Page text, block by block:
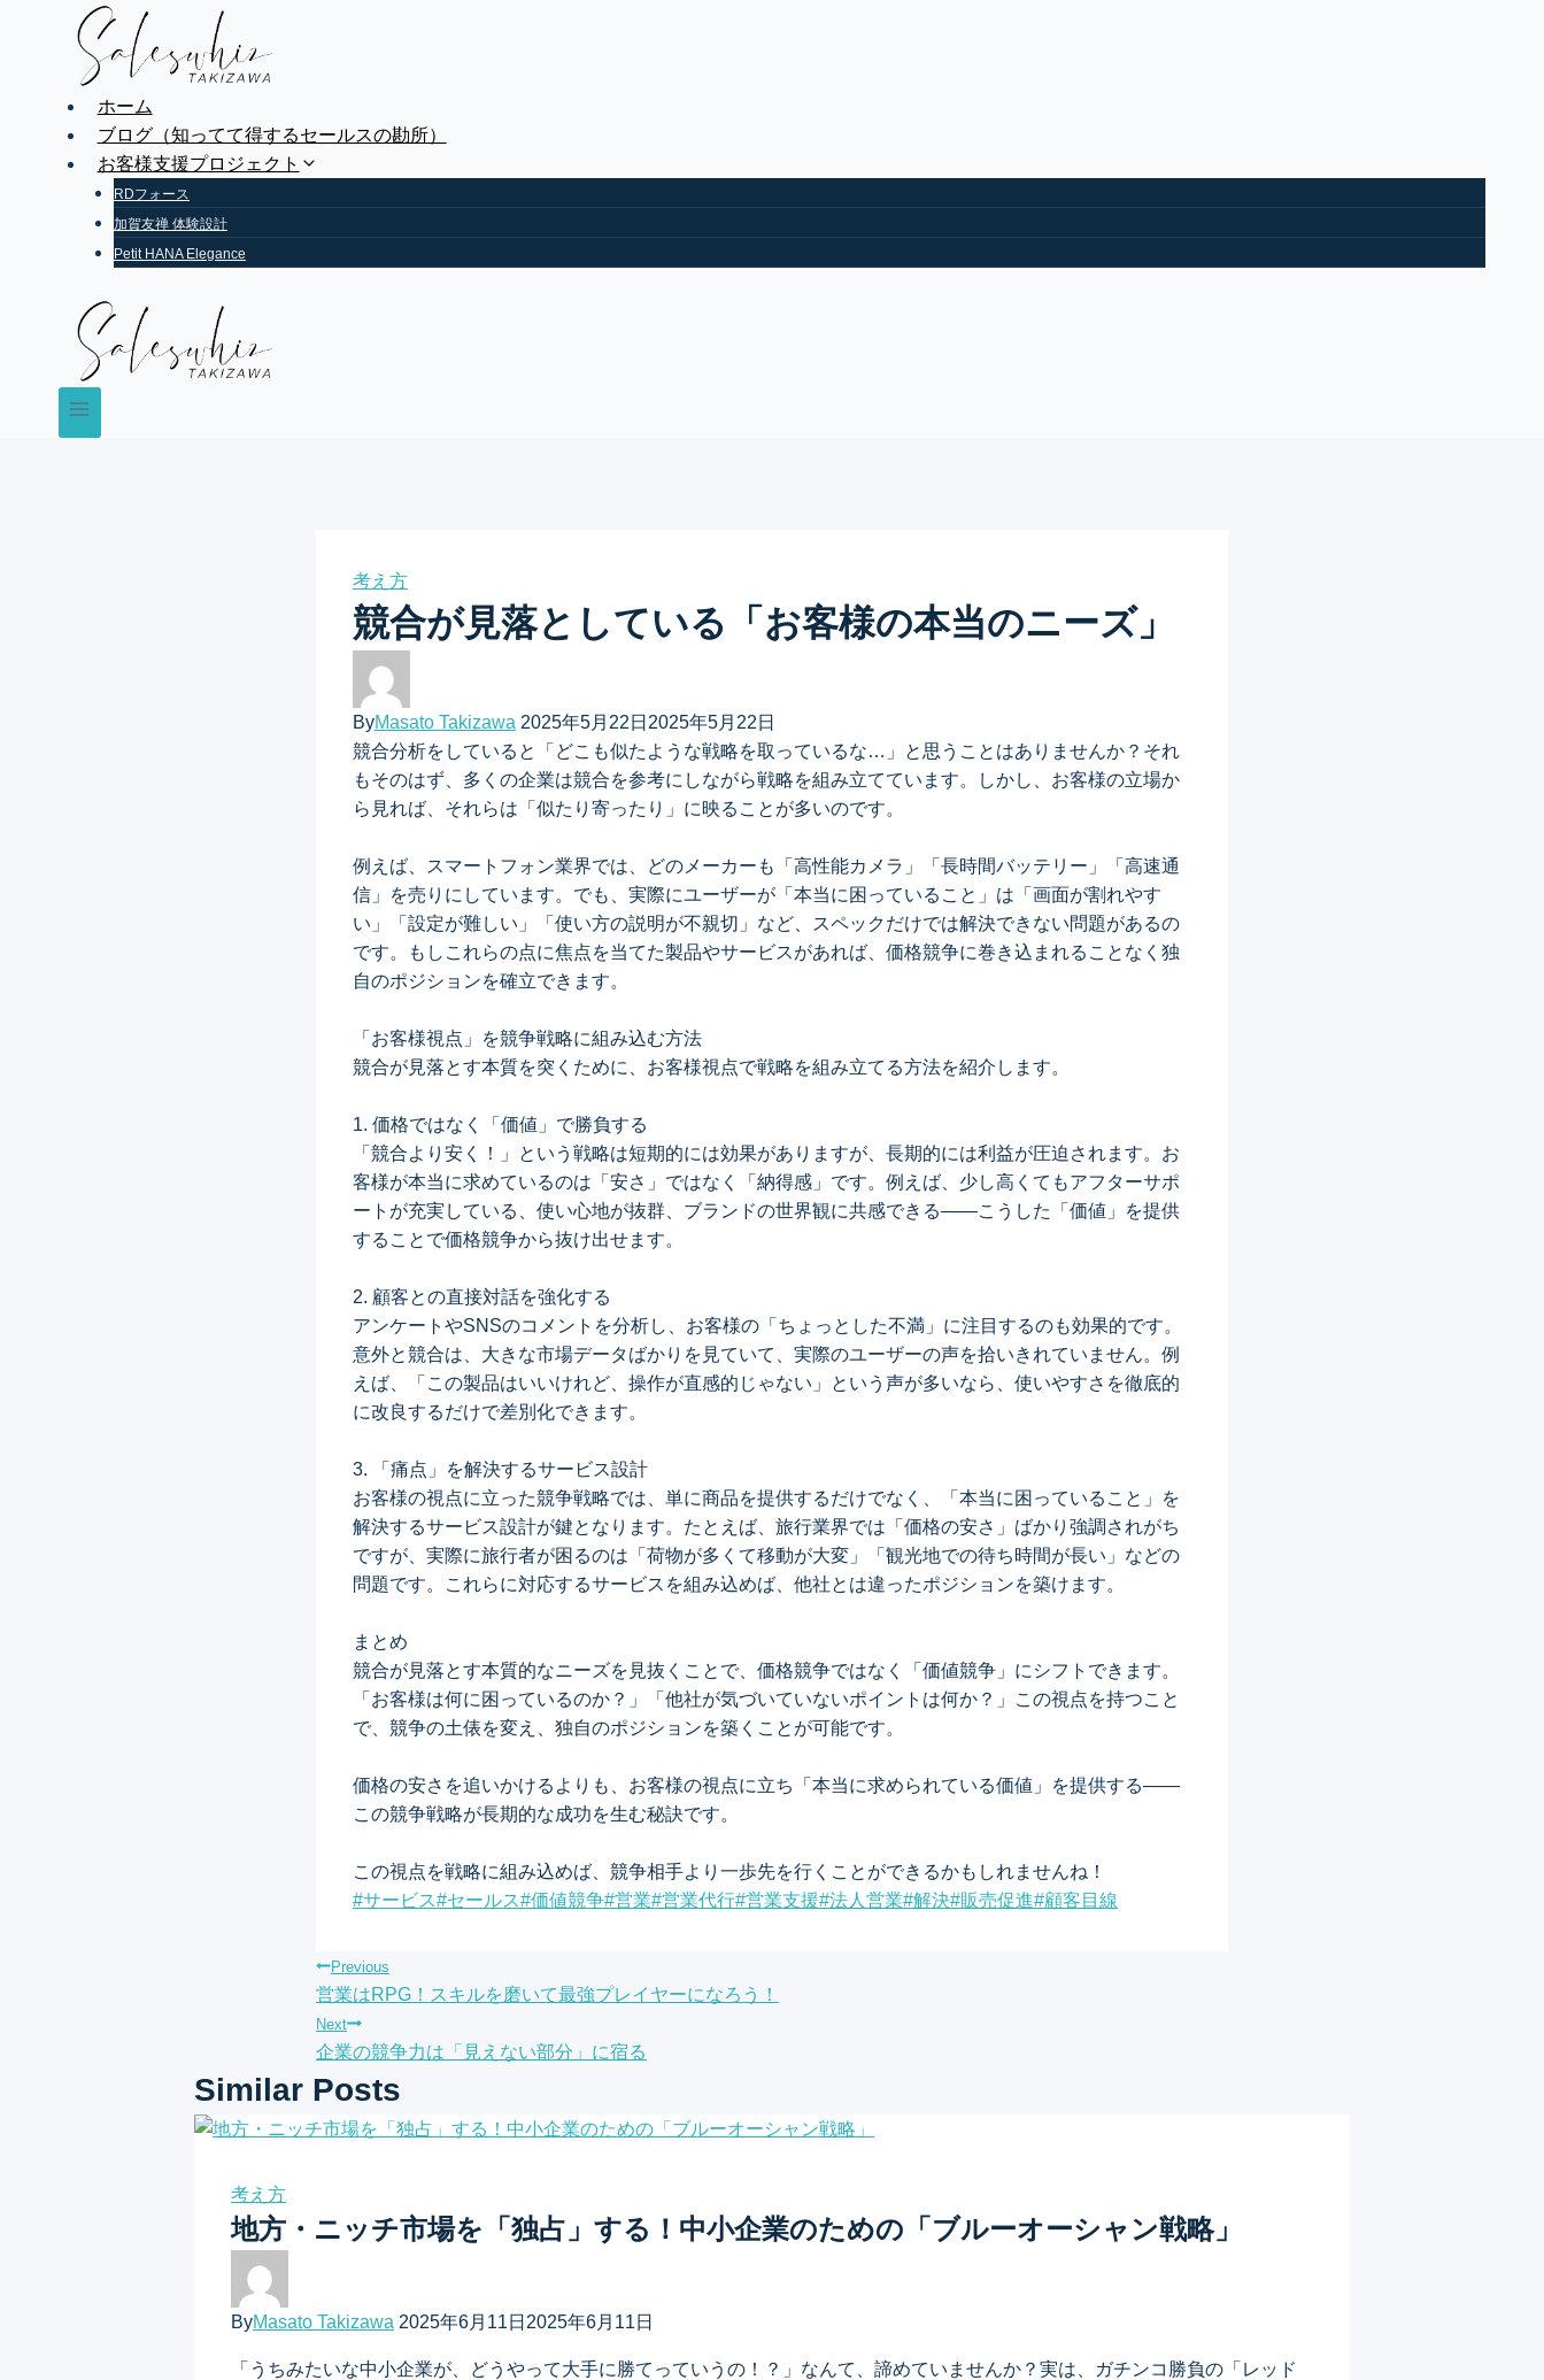
ホーム
ブログ（知ってて得するセールスの勘所）
お客様支援プロジェクト
RDフォース
加賀友禅 体験設計
Petit HANA Elegance
考え方
競合が見落としている「お客様の本当のニーズ」
ByMasato Takizawa 2025年5月22日 2025年5月22日
競合分析をしていると「どこも似たような戦略を取っているな…」と思うことはありませんか？それ
もそのはず、多くの企業は競合を参考にしながら戦略を組み立てています。しかし、お客様の立場か
ら見れば、それらは「似たり寄ったり」に映ることが多いのです。
例えば、スマートフォン業界では、どのメーカーも「高性能カメラ」「長時間バッテリー」「高速通
信」を売りにしています。でも、実際にユーザーが「本当に困っていること」は「画面が割れやす
い」「設定が難しい」「使い方の説明が不親切」など、スペックだけでは解決できない問題があるの
です。もしこれらの点に焦点を当てた製品やサービスがあれば、価格競争に巻き込まれることなく独
自のポジションを確立できます。
「お客様視点」を競争戦略に組み込む方法
競合が見落とす本質を突くために、お客様視点で戦略を組み立てる方法を紹介します。
1. 価格ではなく「価値」で勝負する
「競合より安く！」という戦略は短期的には効果がありますが、長期的には利益が圧迫されます。お
客様が本当に求めているのは「安さ」ではなく「納得感」です。例えば、少し高くてもアフターサポ
ートが充実している、使い心地が抜群、ブランドの世界観に共感できる——こうした「価値」を提供
することで価格競争から抜け出せます。
2. 顧客との直接対話を強化する
アンケートやSNSのコメントを分析し、お客様の「ちょっとした不満」に注目するのも効果的です。
意外と競合は、大きな市場データばかりを見ていて、実際のユーザーの声を拾いきれていません。例
えば、「この製品はいいけれど、操作が直感的じゃない」という声が多いなら、使いやすさを徹底的
に改良するだけで差別化できます。
3. 「痛点」を解決するサービス設計
お客様の視点に立った競争戦略では、単に商品を提供するだけでなく、「本当に困っていること」を
解決するサービス設計が鍵となります。たとえば、旅行業界では「価格の安さ」ばかり強調されがち
ですが、実際に旅行者が困るのは「荷物が多くて移動が大変」「観光地での待ち時間が長い」などの
問題です。これらに対応するサービスを組み込めば、他社とは違ったポジションを築けます。
まとめ
競合が見落とす本質的なニーズを見抜くことで、価格競争ではなく「価値競争」にシフトできます。
「お客様は何に困っているのか？」「他社が気づいていないポイントは何か？」この視点を持つこと
で、競争の土俵を変え、独自のポジションを築くことが可能です。
価格の安さを追いかけるよりも、お客様の視点に立ち「本当に求められている価値」を提供する——
この競争戦略が長期的な成功を生む秘訣です。
この視点を戦略に組み込めば、競争相手より一歩先を行くことができるかもしれませんね！
Post
#サービス#セールス#価値競争#営業#営業代行#営業支援#法人営業#解決#販売促進#顧客目線
投
稿
ナ
ビ
ー
ョ
ン
Previous
営業はRPG！スキルを磨いて最強プレイヤーになろう！
Next
企業の競争力は「見えない部分」に宿る
Similar Posts
考え方
地方・ニッチ市場を「独占」する！中小企業のための「ブルーオーシャン戦略」
ByMasato Takizawa 2025年6月11日 2025年6月11日
「うちみたいな中小企業が、どうやって大手に勝てっていうの！？」なんて、諦めていませんか？実は、ガチンコ勝負の「レッド